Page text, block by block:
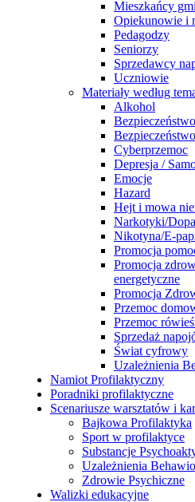
Mieszkańcy
Opiekunowie i
Pedagodzy
Seniorzy
Sprzedawcy
Uczniowie
Materiały według
Alkohol
Bezpieczeństwo
Cyberprzemoc
Depresja /
Emocje
Hazard
Hejt i mowa
Narkotyki/
Nikotyna/E-
Promocja
Promocja
energetyczne
Promocja
Przemoc
Przemoc
Sprzedaż
Świat cyfrowy
Uzależnienia
Namiot Profilaktyczny
Poradniki profilaktyczne
Scenariusze warsztatów i
Bajkowa Profilaktyka
Sport w profilaktyce
Substancje
Uzależnienia
Zdrowie Psychiczne
Walizki edukacyjne